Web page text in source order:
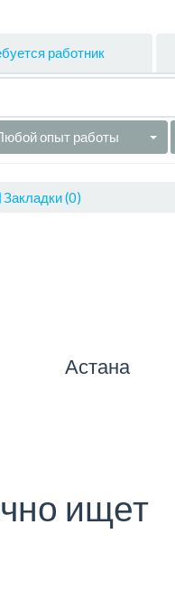
работник
опыт работы
Закладки (0)
Астана
ищет